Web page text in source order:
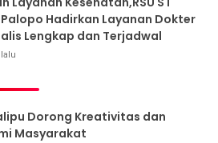
Hadirkan Layanan Dokter
Lengkap dan Terjadwal
Dorong Kreativitas dan
Masyarakat